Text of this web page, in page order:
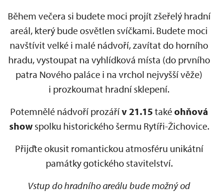
Během večera si budete moci projít zšeřelý hradní
areál, který bude osvětlen svíčkami. Budete moci
navštívit velké i malé nádvoří, zavítat do horního
hradu, vystoupat na vyhlídková místa (do prvního
patra Nového paláce i na vrchol nejvyšší věže)
i prozkoumat hradní sklepení.
Potemnělé nádvoří prozářív 21.15 takéohňová
show spolku historického šermu Rytíři-Žichovice.
Přijďte okusit romantickou atmosféru unikátní
památky gotického stavitelství.
Vstup do hradního areálu bude možný od